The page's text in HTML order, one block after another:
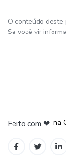
✅ bônus 2: aula
Império”
O conteúdo deste
Se você vir
Feito com ❤ na